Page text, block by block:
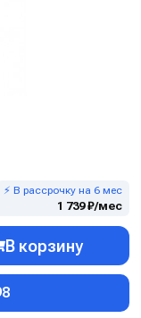
⚡ В рассрочку на 6 мес
1 739 ₽/мес
В корзину